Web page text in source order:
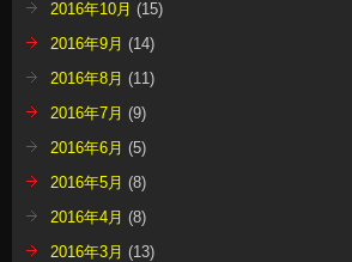
2016年10月 (15)
2016年9月 (14)
2016年8月 (11)
2016年7月 (9)
2016年6月 (5)
2016年5月 (8)
2016年4月 (8)
2016年3月 (13)